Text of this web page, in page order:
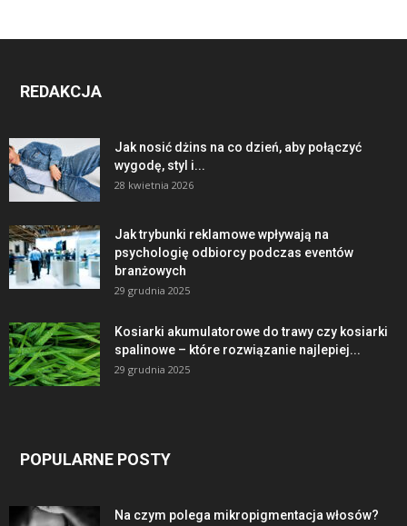
REDAKCJA
Jak nosić dżins na co dzień, aby połączyć
wygodę, styl i...
28 kwietnia 2026
Jak trybunki reklamowe wpływają na
psychologię odbiorcy podczas eventów
branżowych
29 grudnia 2025
Kosiarki akumulatorowe do trawy czy kosiarki
spalinowe – które rozwiązanie najlepiej...
29 grudnia 2025
POPULARNE POSTY
Na czym polega mikropigmentacja włosów?